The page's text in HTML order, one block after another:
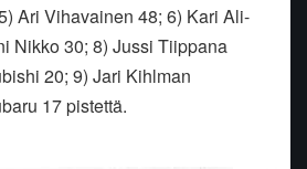
Ari Vihavainen 48; 6) Kari Ali-
Nikko 30; 8) Jussi Tiippana
20; 9) Jari Kihlman
17 pistettä.